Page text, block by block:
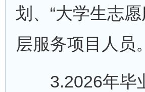
划、“大学生志
层服务项目人员。
3.2026年毕业